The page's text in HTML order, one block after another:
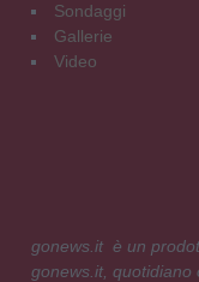
Sondaggi
Gallerie
Video
gonews.it è un
gonews.it, quotidiano